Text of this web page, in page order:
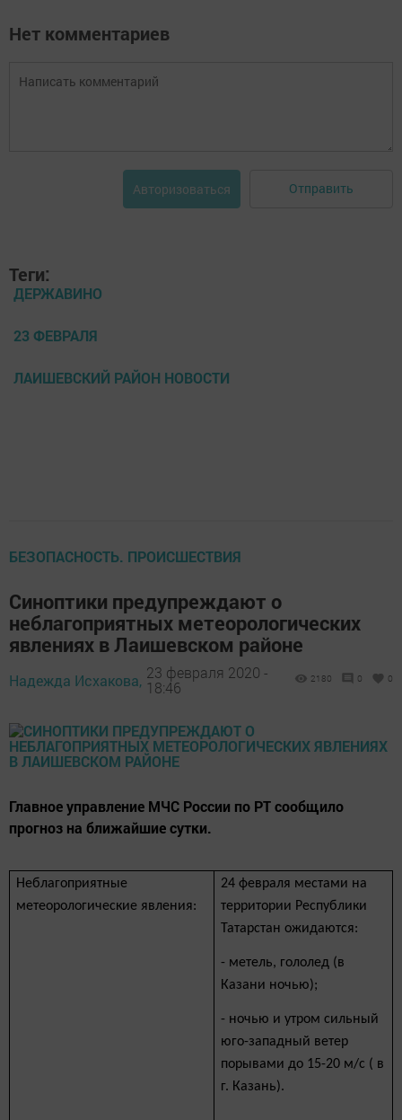
Нет комментариев
Авторизоваться Отправить
Теги:
ДЕРЖАВИНО
23 ФЕВРАЛЯ
ЛАИШЕВСКИЙ РАЙОН НОВОСТИ
БЕЗОПАСНОСТЬ. ПРОИСШЕСТВИЯ
Синоптики предупреждают о
неблагоприятных метеорологических
явлениях в Лаишевском районе
Надежда Исхакова, 23 февраля 2020 -
18:46
2180 0 0
Главное управление МЧС России по РТ сообщило
прогноз на ближайшие сутки.
Неблагоприятные
метеорологические явления:
24 февраля местами на
территории Республики
Татарстан ожидаются:
- метель, гололед (в
Казани ночью);
- ночью и утром сильный
юго-западный ветер
порывами до 15-20 м/с ( в
г. Казань).